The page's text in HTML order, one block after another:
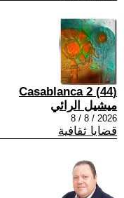
(44) Casablanca 2
ميشيل الرائي
2026 / 8 / 8
قضايا ثقافية